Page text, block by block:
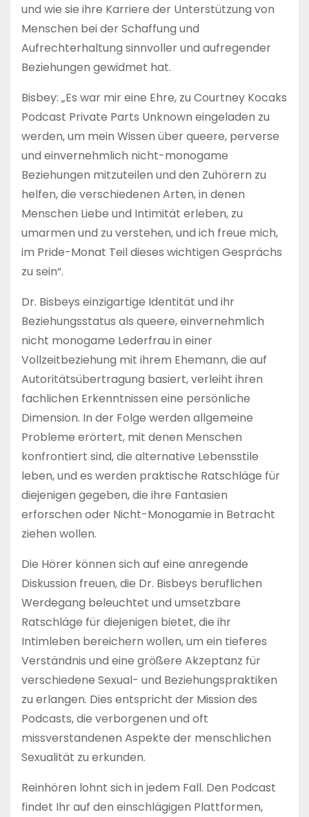
und wie sie ihre Karriere der Unterstützung von
Menschen bei der Schaffung und
Aufrechterhaltung sinnvoller und aufregender
Beziehungen gewidmet hat.
Bisbey: „Es war mir eine Ehre, zu Courtney Kocaks
Podcast Private Parts Unknown eingeladen zu
werden, um mein Wissen über queere, perverse
und einvernehmlich nicht-monogame
Beziehungen mitzuteilen und den Zuhörern zu
helfen, die verschiedenen Arten, in denen
Menschen Liebe und Intimität erleben, zu
umarmen und zu verstehen, und ich freue mich,
im Pride-Monat Teil dieses wichtigen Gesprächs
zu sein“.
Dr. Bisbeys einzigartige Identität und ihr
Beziehungsstatus als queere, einvernehmlich
nicht monogame Lederfrau in einer
Vollzeitbeziehung mit ihrem Ehemann, die auf
Autoritätsübertragung basiert, verleiht ihren
fachlichen Erkenntnissen eine persönliche
Dimension. In der Folge werden allgemeine
Probleme erörtert, mit denen Menschen
konfrontiert sind, die alternative Lebensstile
leben, und es werden praktische Ratschläge für
diejenigen gegeben, die ihre Fantasien
erforschen oder Nicht-Monogamie in Betracht
ziehen wollen.
Die Hörer können sich auf eine anregende
Diskussion freuen, die Dr. Bisbeys beruflichen
Werdegang beleuchtet und umsetzbare
Ratschläge für diejenigen bietet, die ihr
Intimleben bereichern wollen, um ein tieferes
Verständnis und eine größere Akzeptanz für
verschiedene Sexual- und Beziehungspraktiken
zu erlangen. Dies entspricht der Mission des
Podcasts, die verborgenen und oft
missverstandenen Aspekte der menschlichen
Sexualität zu erkunden.
Reinhören lohnt sich in jedem Fall. Den Podcast
findet Ihr auf den einschlägigen Plattformen,